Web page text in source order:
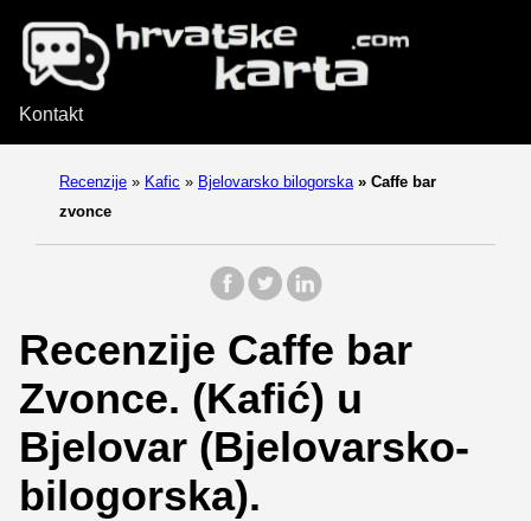
Kontakt
Recenzije » Kafic » Bjelovarsko bilogorska » Caffe bar
zvonce
Recenzije Caffe bar
Zvonce. (Kafić) u
Bjelovar (Bjelovarsko-
bilogorska).